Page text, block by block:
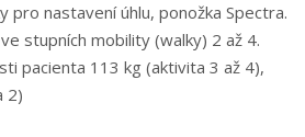
pro nastavení úhlu, ponožka Spectra.
stupních mobility (walky) 2 až 4.
pacienta 113 kg (aktivita 3 až 4),
2)